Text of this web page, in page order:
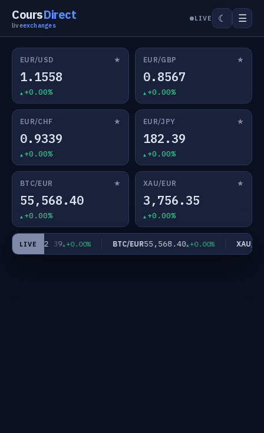
CoursDirect
liveexchanges
LIVE ☾ ☰
EUR/USD ★
1.1558
+0.00%
EUR/GBP ★
0.8567
+0.00%
EUR/CHF ★
0.9339
+0.00%
EUR/JPY ★
182.39
+0.00%
BTC/EUR ★
55,568.40
+0.00%
XAU/EUR ★
3,756.35
+0.00%
LIVE
JPY182.39 +0.00% BTC/EUR55,568.40 +0.00% XAU/EUR